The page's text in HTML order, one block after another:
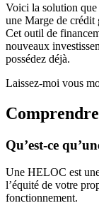
Voici la solution que
une Marge de crédit
Cet outil de
nouveaux
possédez déjà.
Laissez-moi vous
Qu’est-ce
Une HELOC est
l’équité de votre
fonctionnement.